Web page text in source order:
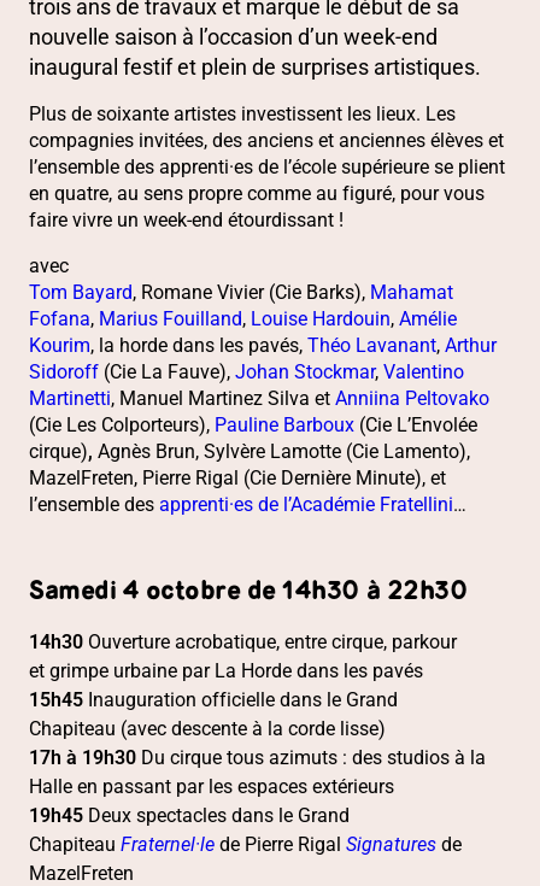
trois ans de travaux et marque le début de sa
nouvelle saison à l’occasion d’un week-end
inaugural festif et plein de surprises artistiques.
Plus de soixante artistes investissent les lieux. Les
compagnies invitées, des anciens et anciennes élèves et
l’ensemble des apprenti·es de l’école supérieure se plient
en quatre, au sens propre comme au figuré, pour vous
faire vivre un week-end étourdissant !
avec
Tom Bayard, Romane Vivier (Cie Barks), Mahamat
Fofana, Marius Fouilland, Louise Hardouin, Amélie
Kourim, la horde dans les pavés, Théo Lavanant, Arthur
Sidoroff (Cie La Fauve), Johan Stockmar, Valentino
Martinetti, Manuel Martinez Silva et Anniina Peltovako
(Cie Les Colporteurs), Pauline Barboux (Cie L’Envolée
cirque), Agnès Brun, Sylvère Lamotte (Cie Lamento),
MazelFreten, Pierre Rigal (Cie Dernière Minute), et
l’ensemble des apprenti·es de l’Académie Fratellini…
Samedi 4 octobre de 14h30 à 22h30
14h30 Ouverture acrobatique, entre cirque, parkour
et grimpe urbaine par La Horde dans les pavés
15h45 Inauguration officielle dans le Grand
Chapiteau (avec descente à la corde lisse)
17h à 19h30 Du cirque tous azimuts : des studios à la
Halle en passant par les espaces extérieurs
19h45 Deux spectacles dans le Grand
Chapiteau Fraternel·le de Pierre Rigal Signatures de
MazelFreten